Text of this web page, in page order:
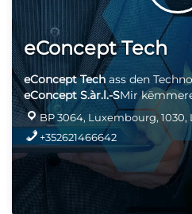
eConcept Tech
eConcept Tech ass den
eConcept S.àr.l.-SMir
d'Webkreatioun mee hunn
Computerausrüstung. Mir
"Wortmann. IT. Made in
Distributeur vun de Produkter
(Computer, Laptop, Tablets,
Synology
(Späichere
Iwwerwaachung etc.). Hei
BP 3064, Luxembourg, 1030,
+352621466642